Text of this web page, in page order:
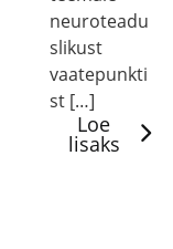
neuroteadu
slikust
vaatepunkti
st […]
Loe
lisaks